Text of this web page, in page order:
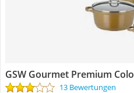
GSW Gourmet Premium
13 Bewertungen